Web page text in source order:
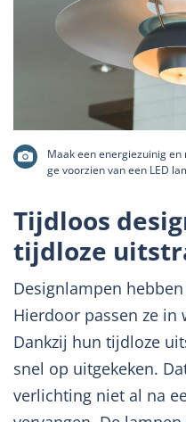
Maak een energiezuinig
ge voorzien van een LED
Tijdloos
tijdloze
Designlampen
Hierdoor passen ze
Dankzij hun tijdloze
snel op uitgekeken.
verlichting niet al na